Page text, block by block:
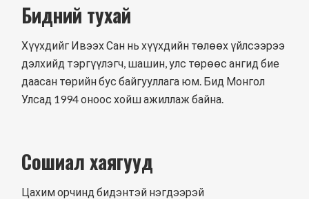
Бидний тухай
Хүүхдийг Ивээх Сан нь хүүхдийн төлөөх үйлсээрээ
дэлхийд тэргүүлэгч, шашин, улс төрөөс ангид бие
даасан төрийн бус байгууллага юм. Бид Монгол
Улсад 1994 оноос хойш ажиллаж байна.
Сошиал хаягууд
Цахим орчинд бидэнтэй нэгдээрэй